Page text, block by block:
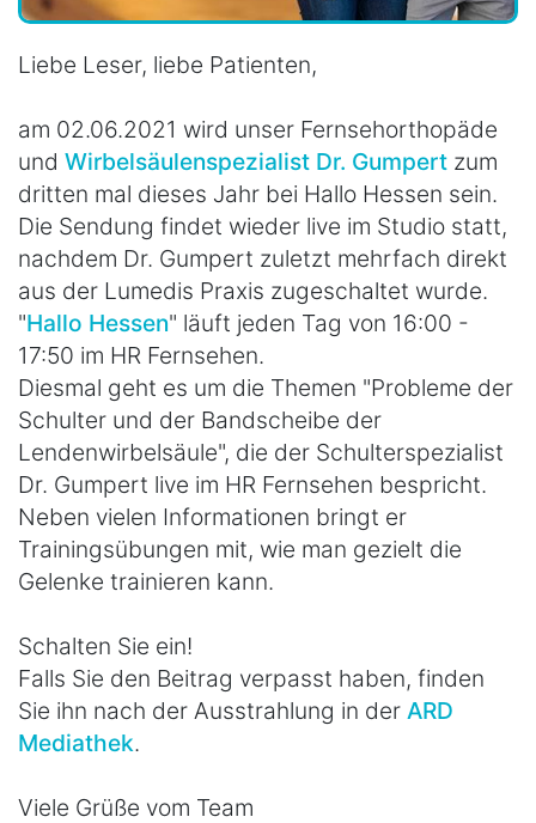
Liebe Leser, liebe Patienten,
am 02.06.2021 wird unser Fernsehorthopäde
und Wirbelsäulenspezialist Dr. Gumpert zum
dritten mal dieses Jahr bei Hallo Hessen sein.
Die Sendung findet wieder live im Studio statt,
nachdem Dr. Gumpert zuletzt mehrfach direkt
aus der Lumedis Praxis zugeschaltet wurde.
"Hallo Hessen" läuft jeden Tag von 16:00 -
17:50 im HR Fernsehen.
Diesmal geht es um die Themen "Probleme der
Schulter und der Bandscheibe der
Lendenwirbelsäule", die der Schulterspezialist
Dr. Gumpert live im HR Fernsehen bespricht.
Neben vielen Informationen bringt er
Trainingsübungen mit, wie man gezielt die
Gelenke trainieren kann.
Schalten Sie ein!
Falls Sie den Beitrag verpasst haben, finden
Sie ihn nach der Ausstrahlung in der ARD
Mediathek.
Viele Grüße vom Team